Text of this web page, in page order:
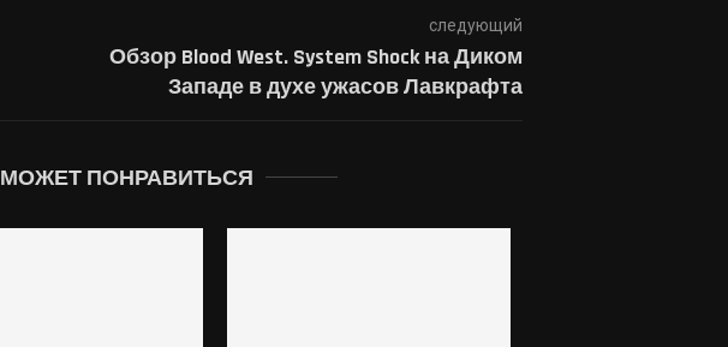
следующий
Обзор Blood West. System Shock на Диком
Западе в духе ужасов Лавкрафта
ПОНРАВИТЬСЯ